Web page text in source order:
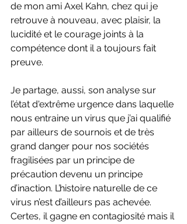
de mon ami Axel Kahn, chez qui je
retrouve à nouveau, avec plaisir, la
lucidité et le courage joints à la
compétence dont il a toujours fait
preuve.
Je partage, aussi, son analyse sur
l’état d'extrême urgence dans laquelle
nous entraine un virus que j’ai qualifié
par ailleurs de sournois et de très
grand danger pour nos sociétés
fragilisées par un principe de
précaution devenu un principe
d’inaction. L’histoire naturelle de ce
virus n’est d’ailleurs pas achevée.
Certes, il gagne en contagiosité mais il